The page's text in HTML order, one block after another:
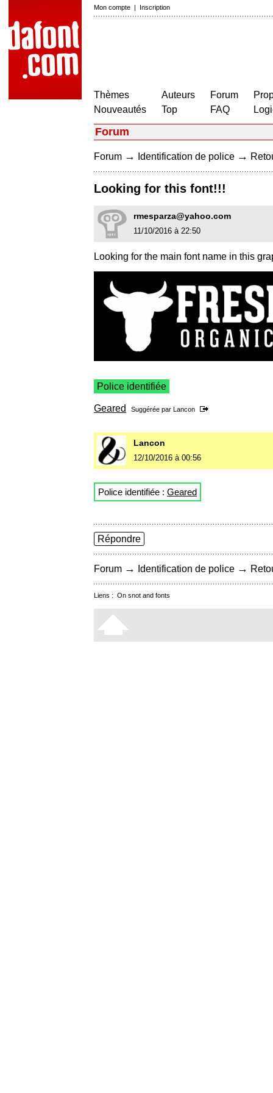
Mon compte | Inscription
Thèmes
Nouveautés
Auteurs
Top
Forum
FAQ
Forum
Forum → Identification de police →
Looking for this font!!!
rmesparza@yahoo.com
11/10/2016 à 22:50
Looking for the main font name in this
Police identifiée
Geared Suggérée par Lancon
Lancon
12/10/2016 à 00:56
Police identifiée : Geared
Répondre
Forum → Identification de police →
Liens : On snot and fonts